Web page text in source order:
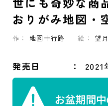
おりがみ地図・
作： 地図十行路 絵： 望
発売日 2021